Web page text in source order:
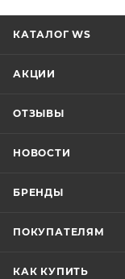
КАТАЛОГ WS
АКЦИИ
ОТЗЫВЫ
НОВОСТИ
БРЕНДЫ
ПОКУПАТЕЛЯМ
КАК КУПИТЬ